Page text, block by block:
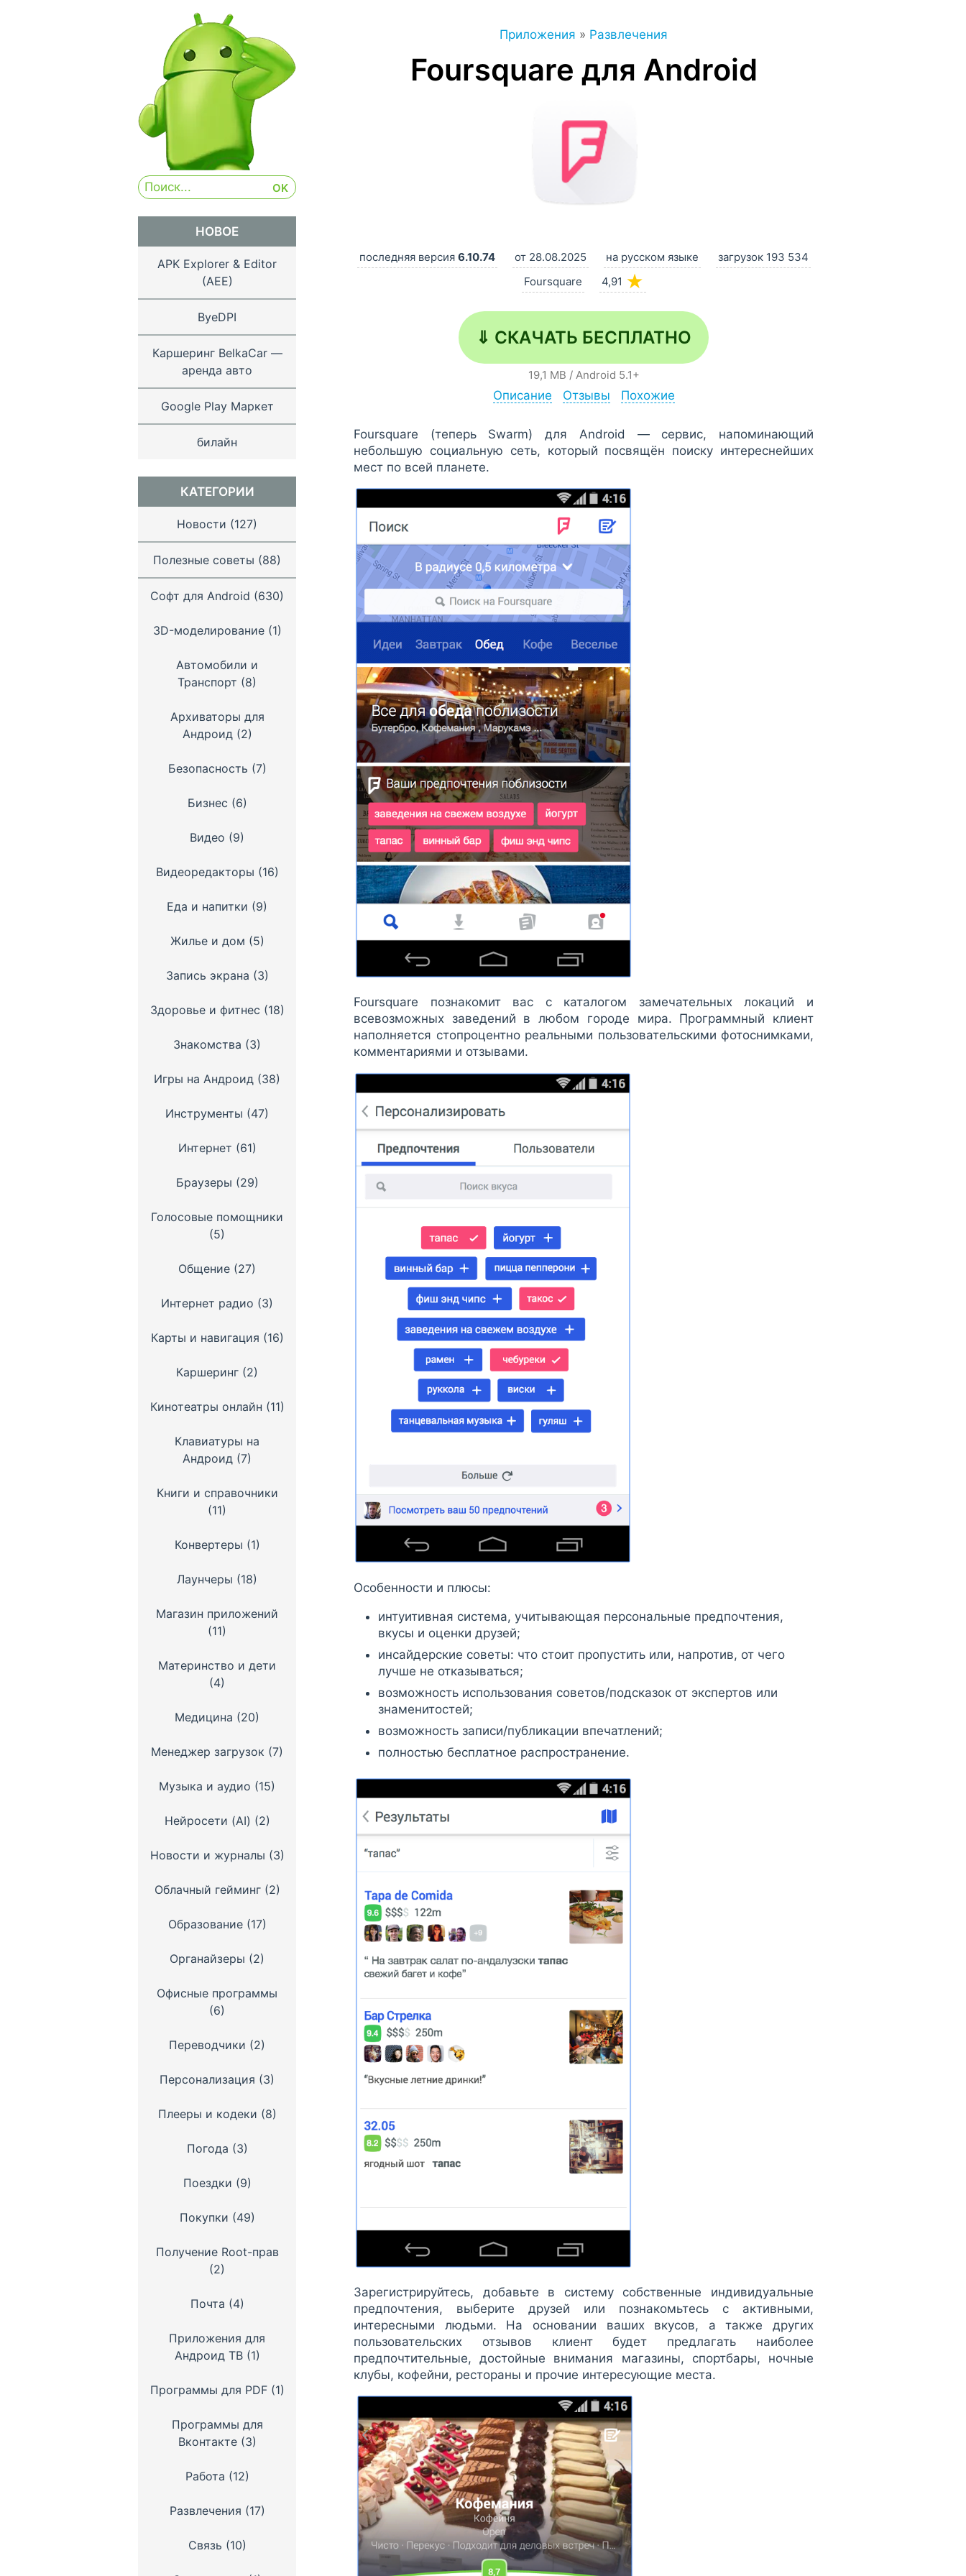
Приложения » Развлечения
Foursquare для Android
последняя версия 6.10.74 от 28.08.2025 на русском языке
загрузок 193 534
Foursquare
4,91 ★
⇓ СКАЧАТЬ БЕСПЛАТНО
19,1 MB / Android 5.1+
Описание Отзывы Похожие
Foursquare (теперь Swarm) для Android — сервис, напоминающий
небольшую социальную сеть, который посвящён поиску интереснейших
мест по всей планете.
Foursquare познакомит вас с каталогом замечательных локаций и
всевозможных заведений в любом городе мира. Программный клиент
наполняется стопроцентно реальными пользовательскими фотоснимками,
комментариями и отзывами.
Особенности и плюсы:
интуитивная система, учитывающая персональные предпочтения,
вкусы и оценки друзей;
инсайдерские советы: что стоит пропустить или, напротив, от чего
лучше не отказываться;
возможность использования советов/подсказок от экспертов или
знаменитостей;
возможность записи/публикации впечатлений;
полностью бесплатное распространение.
Зарегистрируйтесь, добавьте в систему собственные индивидуальные
предпочтения, выберите друзей или познакомьтесь с активными,
интересными людьми. На основании ваших вкусов, а также других
пользовательских отзывов клиент будет предлагать наиболее
предпочтительные, достойные внимания магазины, спортбары, ночные
клубы, кофейни, рестораны и прочие интересующие места.
НОВОЕ
APK Explorer & Editor
(AEE)
ByeDPI
Каршеринг BelkaCar —
аренда авто
Google Play Маркет
билайн
КАТЕГОРИИ
Новости (127)
Полезные советы (88)
Софт для Android (630)
3D-моделирование(1)
Автомобили и
Транспорт (8)
Архиваторы для
Андроид(2)
Безопасность (7)
Бизнес (6)
Видео (9)
Видеоредакторы (16)
Еда и напитки (9)
Жилье и дом (5)
Запись экрана (3)
Здоровье и фитнес (18)
Знакомства (3)
Игры на Андроид (38)
Инструменты (47)
Интернет (61)
Браузеры (29)
Голосовые помощники
(5)
Общение (27)
Интернет радио (3)
Карты и навигация (16)
Каршеринг (2)
Кинотеатры онлайн (11)
Клавиатуры на
Андроид (7)
Книги и справочники
(11)
Конвертеры (1)
Лаунчеры (18)
Магазин приложений
(11)
Материнство и дети
(4)
Медицина (20)
Менеджер загрузок (7)
Музыка и аудио (15)
Нейросети (AI) (2)
Новости и журналы (3)
Облачный гейминг(2)
Образование(17)
Органайзеры (2)
Офисные программы
(6)
Переводчики (2)
Персонализация (3)
Плееры и кодеки (8)
Погода (3)
Поездки (9)
Покупки (49)
Получение Root-прав
(2)
Почта (4)
Приложения для
Андроид ТВ(1)
Программы для PDF(1)
Программы для
Вконтакте(3)
Работа (12)
Развлечения (17)
Связь (10)